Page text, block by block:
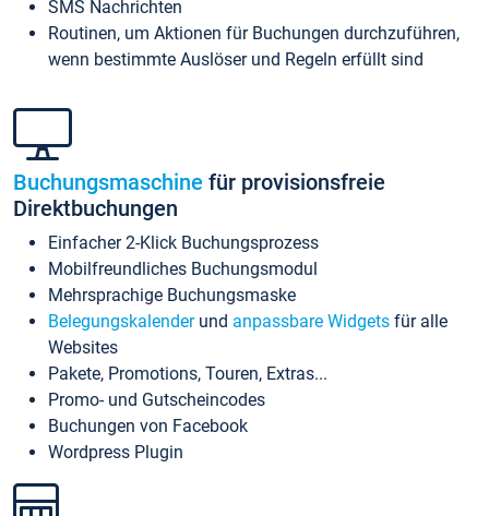
SMS Nachrichten
Routinen, um Aktionen für Buchungen durchzuführen,
wenn bestimmte Auslöser und Regeln erfüllt sind
Buchungsmaschine für provisionsfreie
Direktbuchungen
Einfacher 2-Klick Buchungsprozess
Mobilfreundliches Buchungsmodul
Mehrsprachige Buchungsmaske
Belegungskalenderund anpassbare Widgets für alle
Websites
Pakete, Promotions, Touren, Extras...
Promo- und Gutscheincodes
Buchungen von Facebook
Wordpress Plugin